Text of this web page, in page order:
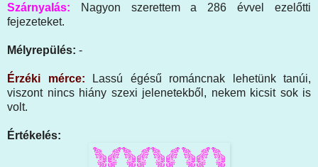
Szárnyalás: Nagyon szerettem a 286 évvel ezelőtti
fejezeteket.
Mélyrepülés: -
Érzéki mérce:
Lassú égésű románcnak lehetünk tanúi,
viszont nincs hiány szexi jelenetekből, nekem kicsit sok is
volt.
Értékelés: